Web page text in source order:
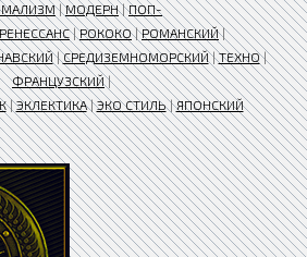
|МОДЕРН|ПОП-
РЕНЕССАНС|РОКОКО|РОМАНСКИЙ|
|СРЕДИЗЕМНОМОРСКИЙ|ТЕХНО|
ФРАНЦУЗСКИЙ|
|ЭКЛЕКТИКА|ЭКО СТИЛЬ|ЯПОНСКИЙ